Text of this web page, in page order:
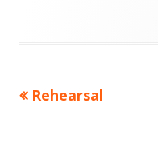
投前
Rehearsal